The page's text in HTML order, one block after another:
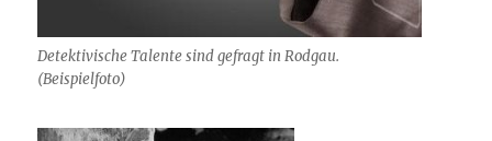
Detektivische Talente sind gefragt in Rodgau.
(Beispielfoto)